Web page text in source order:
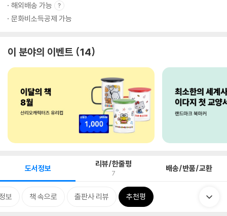
해외배송 가능
문화비소득공제 가능
이 분야의 이벤트 14
도서정보 리뷰/한줄평
7 배송/반품/교환
보 책 속으로 출판사 리뷰 추천평